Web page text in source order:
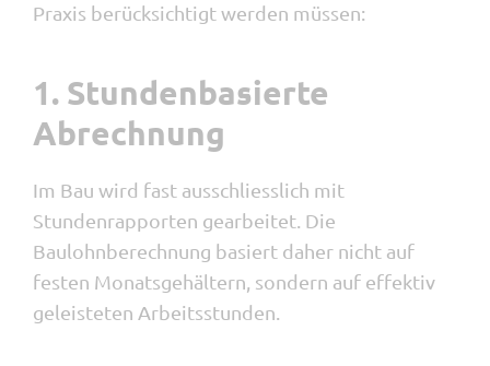
Praxis berücksichtigt werden müssen:
1. Stundenbasierte
Abrechnung
Im Bau wird fast ausschliesslich mit
Stundenrapporten gearbeitet. Die
Baulohnberechnung basiert daher nicht auf
festen Monatsgehältern, sondern auf effektiv
geleisteten Arbeitsstunden.